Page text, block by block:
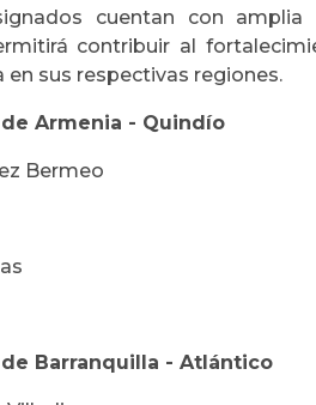
cuentan con
contribuir al
sus respectivas regiones.
Armenia - Quindío
Bermeo
Barranquilla - Atlántico